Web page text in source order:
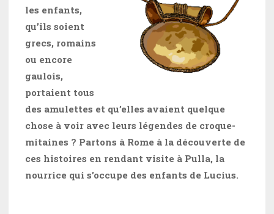
les enfants,
qu’ils soient
grecs, romains
ou encore
gaulois,
portaient tous
des amulettes et qu’elles avaient quelque
chose à voir avec leurs légendes de croque-
mitaines ? Partons à Rome à la découverte de
ces histoires en rendant visite à Pulla, la
nourrice qui s’occupe des enfants de Lucius.